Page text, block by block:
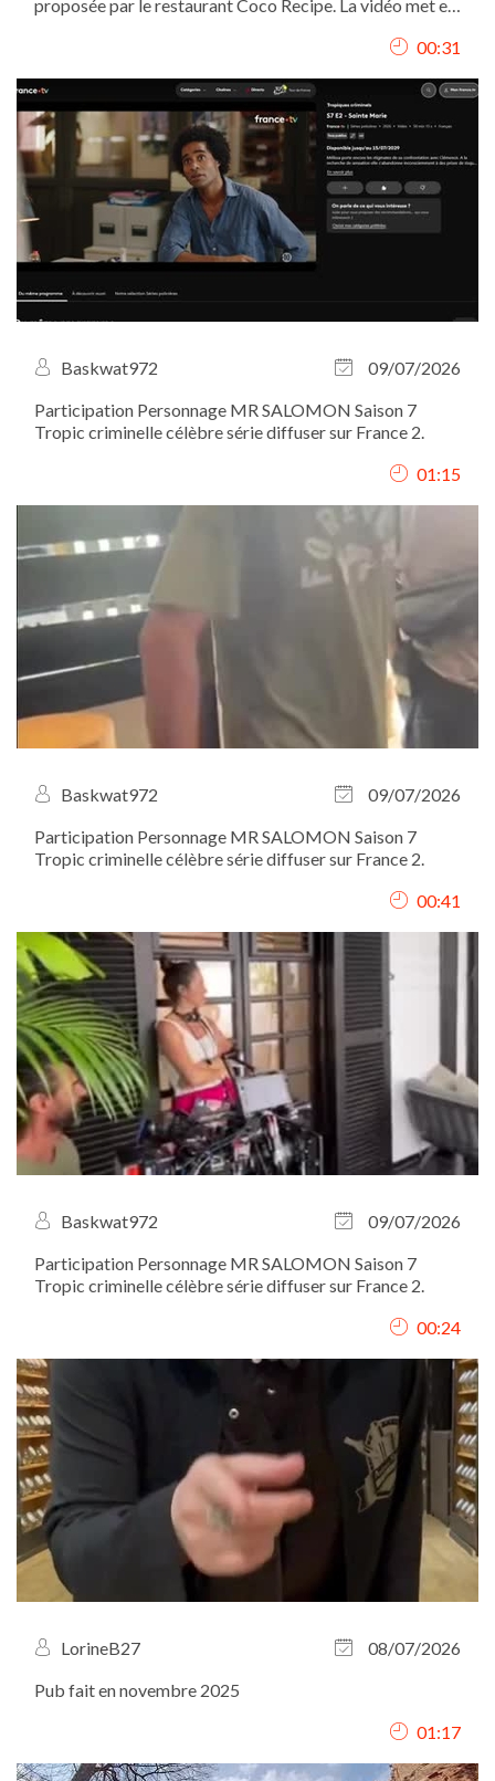
proposée par le restaurant Coco Recipe. La vidéo met en
travers des plans immersifs filmés du point de vue du00:31
Baskwat972
09/07/2026
Participation Personnage MR SALOMON Saison 7
Tropic criminelle célèbre série diffuser sur France 2.
01:15
Baskwat972
09/07/2026
Participation Personnage MR SALOMON Saison 7
Tropic criminelle célèbre série diffuser sur France 2.
00:41
Baskwat972
09/07/2026
Participation Personnage MR SALOMON Saison 7
Tropic criminelle célèbre série diffuser sur France 2.
00:24
LorineB27
08/07/2026
Pub fait en novembre 2025
01:17